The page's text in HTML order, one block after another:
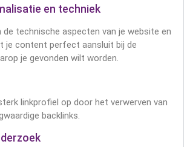
en techniek
de technische aspecten van je website en
je content perfect aansluit bij de
je gevonden wilt worden.
linkprofiel op door het verwerven van
backlinks.